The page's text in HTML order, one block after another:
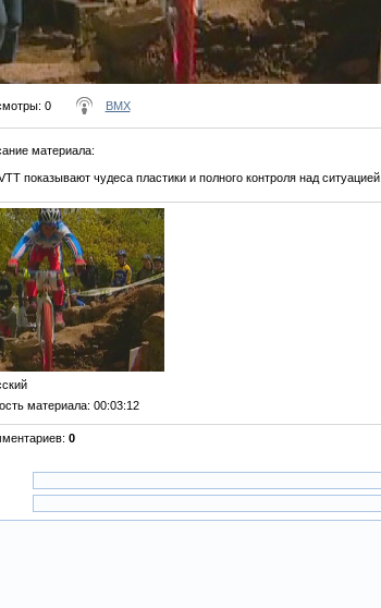
: 0 BMX
материала:
показывают чудеса пластики и полного контроля над ситуацией.
материала: 00:03:12
: 0